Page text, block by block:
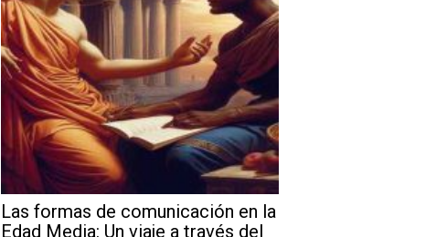
Las formas de comunicación en la
Edad Media: Un viaje a través del